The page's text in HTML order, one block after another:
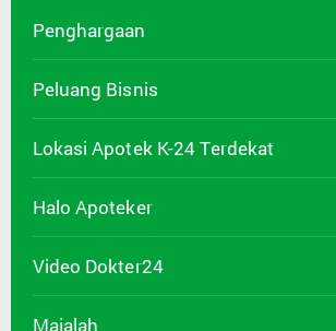
Penghargaan
Peluang Bisnis
Lokasi Apotek K-24 Terdekat
Halo Apoteker
Video Dokter24
Majalah